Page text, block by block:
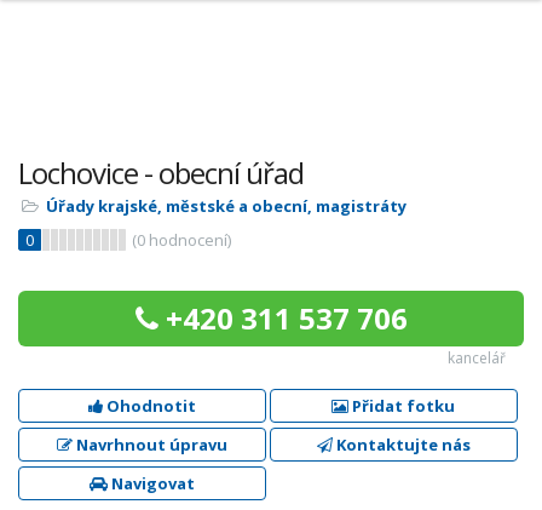
Lochovice - obecní úřad
Úřady krajské, městské a obecní, magistráty
0
(0 hodnocení)
+420 311 537 706
kancelář
Ohodnotit
Přidat fotku
Navrhnout úpravu
Kontaktujte nás
Navigovat